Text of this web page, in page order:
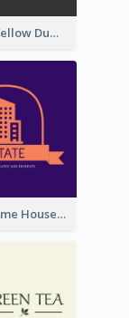
Red And Yellow Dumbbell Logo For Fitness Certre
Monochrome House Estate Logo